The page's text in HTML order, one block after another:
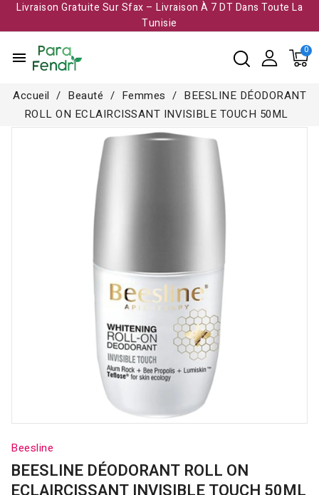
Livraison Gratuite Sur Sfax – Livraison À 7 DT Dans Toute La
Tunisie​
menu
Accueil Beauté Femmes
BEESLINE DÉODORANT
ROLL ON ECLAIRCISSANT INVISIBLE TOUCH 50ML
Beesline
BEESLINE DÉODORANT ROLL ON